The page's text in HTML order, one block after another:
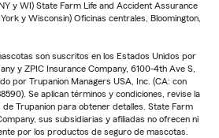
y WI) State Farm Life and Accident Assurance
y Wisconsin) Oficinas centrales, Bloomington,
son suscritos en los Estados Unidos por
y ZPIC Insurance Company, 6100-4th Ave S,
por Trupanion Managers USA, Inc. (CA: con
Se aplican términos y condiciones, revise la
de Trupanion para obtener detalles. State Farm
sus subsidiarias y afiliadas no ofrecen ni
por los productos de seguro de mascotas.